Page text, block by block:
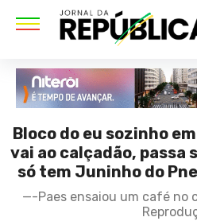
Bloco do eu sozinho
vai ao calçadão, passa
só tem Juninho do
—-Paes ensaiou um café no